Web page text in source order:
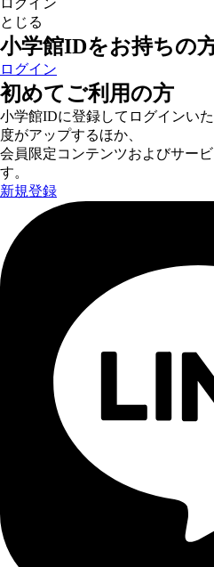
とじる
小学館IDをお持ちの
ログイン
初めてご利用の方
小学館IDに登録してログインい
度がアップするほか、
会員限定コンテンツおよびサー
す。
新規登録